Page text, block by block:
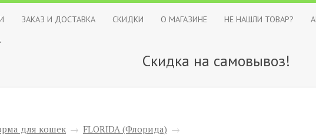
ЗАКАЗ И ДОСТАВКА СКИДКИ О МАГАЗИНЕ НЕ НАШЛИ ТОВАР?
Скидка на самовывоз!
для кошек → FLORIDA (Флорида) →